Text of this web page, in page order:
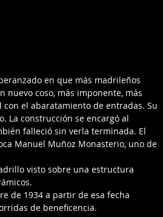
en que más madrileños
coso, más imponente, más
el abaratamiento de entradas. Su
La construcción se encargó al
falleció sin verla terminada. El
Manuel Muñoz Monasterio, uno de
visto sobre una estructura
de 1934 a partir de esa fecha
de beneficencia.